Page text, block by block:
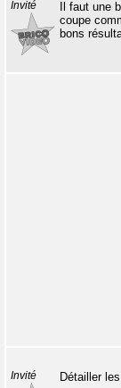
Invité
Il faut une
coupe
bons
Invité Détailler